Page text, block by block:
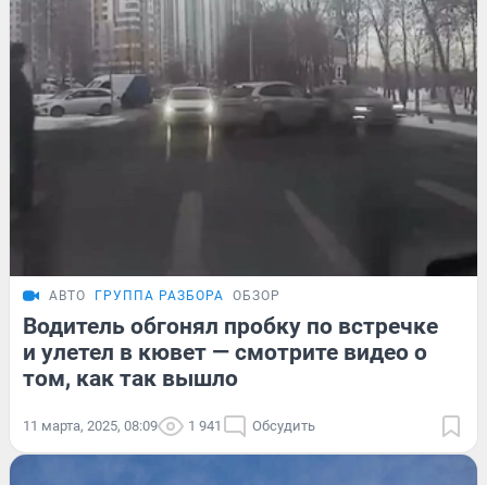
АВТО ГРУППА РАЗБОРА ОБЗОР
Водитель обгонял пробку по встречке
и улетел в кювет — смотрите видео о
том, как так вышло
11 марта, 2025, 08:09 1 941 Обсудить